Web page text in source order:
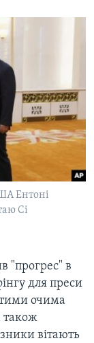
Ентоні
Сі
"прогрес" в
для преси
очима
також
вітають